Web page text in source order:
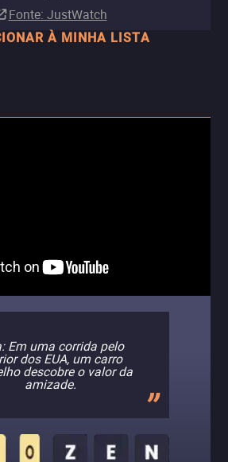
Fonte: JustWatch
À MINHA LISTA
Em uma corrida pelo
dos EUA, um carro
descobre o valor da
amizade.